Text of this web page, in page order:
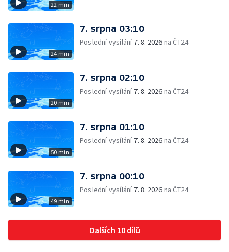
22 min
24 min
7. srpna 03:10
Poslední vysílání 7. 8. 2026 na ČT24
20 min
7. srpna 02:10
Poslední vysílání 7. 8. 2026 na ČT24
50 min
7. srpna 01:10
Poslední vysílání 7. 8. 2026 na ČT24
49 min
7. srpna 00:10
Poslední vysílání 7. 8. 2026 na ČT24
Dalších 10 dílů